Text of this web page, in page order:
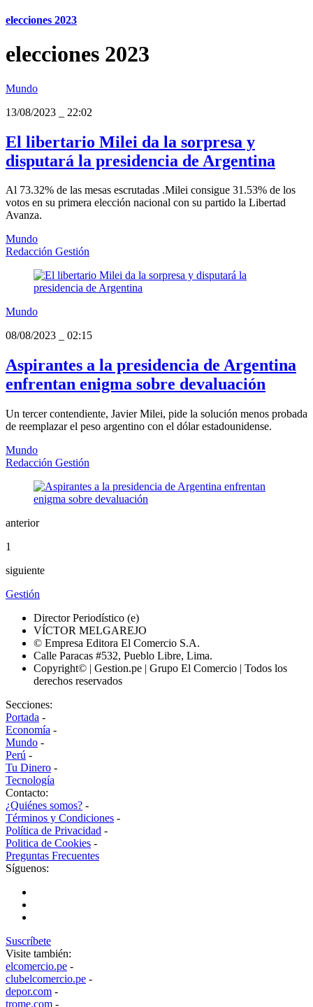
elecciones 2023
elecciones 2023
Mundo
13/08/2023
22:02
El libertario Milei da la sorpresa y
disputará la presidencia de Argentina
Al 73.32% de las mesas escrutadas .Milei consigue 31.53% de los
votos en su primera elección nacional con su partido la Libertad
Avanza.
Mundo
Redacción Gestión
Mundo
08/08/2023
02:15
Aspirantes a la presidencia de Argentina
enfrentan enigma sobre devaluación
Un tercer contendiente, Javier Milei, pide la solución menos probada
de reemplazar el peso argentino con el dólar estadounidense.
Mundo
Redacción Gestión
anterior
1
siguiente
Gestión
Director Periodístico (e)
VÍCTOR MELGAREJO
© Empresa Editora El Comercio S.A.
Calle Paracas #532, Pueblo Libre, Lima.
Copyright© | Gestion.pe | Grupo El Comercio | Todos los
derechos reservados
Secciones:
Portada -
Economía -
Mundo -
Perú -
Tu Dinero -
Tecnología
Contacto:
¿Quiénes somos? -
Términos y Condiciones -
Política de Privacidad -
Politica de Cookies -
Preguntas Frecuentes
Síguenos:
Suscríbete
Visite también:
elcomercio.pe -
clubelcomercio.pe -
depor.com -
trome.com -